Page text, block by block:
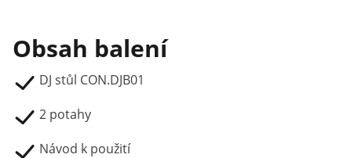
Obsah balení
DJ stůl CON.DJB01
2 potahy
Návod k použití